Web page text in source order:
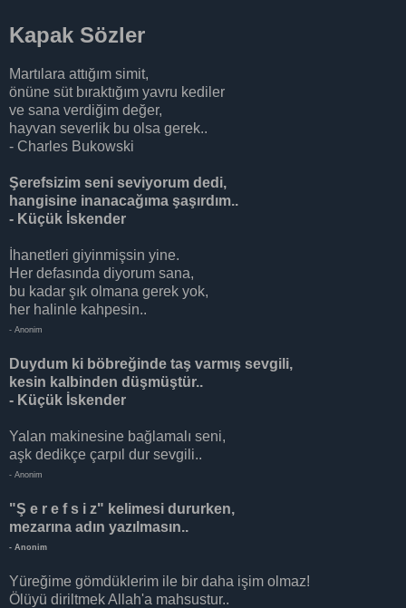
Kapak Sözler
Martılara attığım simit,
önüne süt bıraktığım yavru kediler
ve sana verdiğim değer,
hayvan severlik bu olsa gerek..
- Charles Bukowski
Şerefsizim seni seviyorum dedi,
hangisine inanacağıma şaşırdım..
- Küçük İskender
İhanetleri giyinmişsin yine.
Her defasında diyorum sana,
bu kadar şık olmana gerek yok,
her halinle kahpesin..
- Anonim
Duydum ki böbreğinde taş varmış sevgili,
kesin kalbinden düşmüştür..
- Küçük İskender
Yalan makinesine bağlamalı seni,
aşk dedikçe çarpıl dur sevgili..
- Anonim
"Ş e r e f s i z" kelimesi dururken,
mezarına adın yazılmasın..
- Anonim
Yüreğime gömdüklerim ile bir daha işim olmaz!
Ölüyü diriltmek Allah'a mahsustur..